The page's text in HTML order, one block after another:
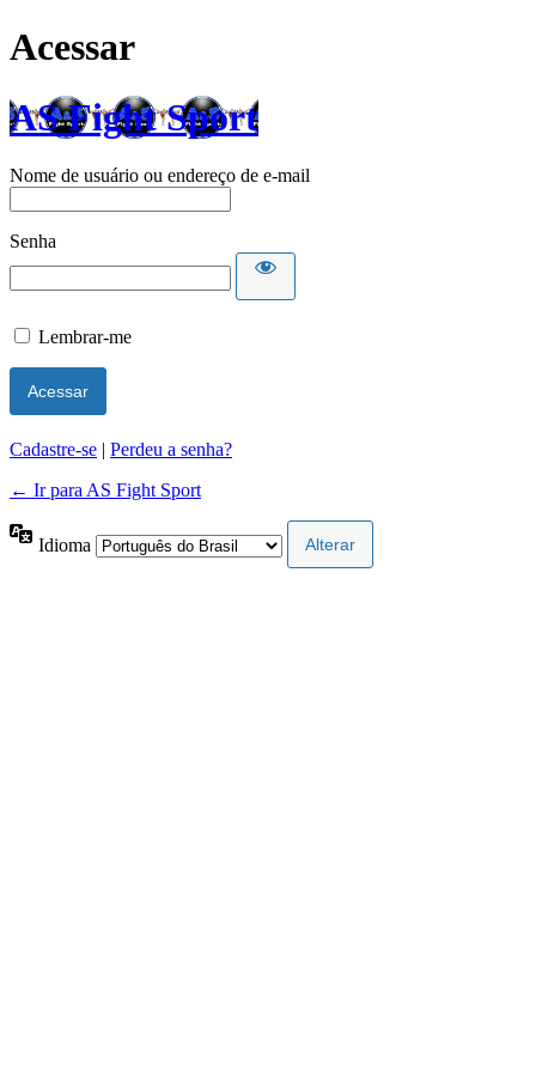
Acessar
AS Fight Sport
Nome de usuário ou endereço de e-mail
Senha
Lembrar-me
Cadastre-se | Perdeu a senha?
← Ir para AS Fight Sport
Idioma